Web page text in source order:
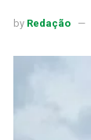
by Redação